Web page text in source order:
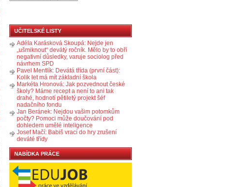
UČITELSKÉ LISTY
Adéla Karásková Skoupá: Nejde jen
„ušmiknout“ devátý ročník. Mělo by to obří
negativní důsledky, varuje sociolog před
návrhem SPD
Pavel Mentlík: Devátá třída (první část):
Kolik let má mít základní škola
Markéta Hronová: Jak pozvednout české
školy? Máme recept a není to ani tak
drahé, hodnotí pětiletý projekt šéf
nadačního fondu
Jan Beránek: Nejdou vašim potomkům
počty? Pomoci může doučování pod
dohledem umělé inteligence
Josef Mačí: Babiš vrací do hry zrušení
deváté třídy
NABÍDKA PRÁCE